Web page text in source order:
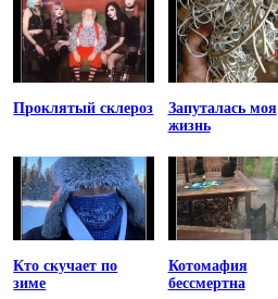
Проклятый склероз
Запуталась моя
жизнь
Кто скучает по
зиме
Котомафия
бессмертна